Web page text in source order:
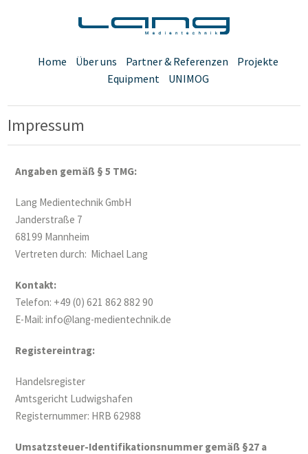
Home Über uns Partner & Referenzen
Projekte
Equipment
UNIMOG
Impressum
Angaben gemäß § 5 TMG:
Lang Medientechnik GmbH
Janderstraße 7
68199 Mannheim
Vertreten durch: Michael Lang
Kontakt:
Telefon: +49 (0) 621 862 882 90
E-Mail: info@lang-medientechnik.de
Registereintrag:
Handelsregister
Amtsgericht Ludwigshafen
Registernummer: HRB 62988
Umsatzsteuer-Identifikationsnummer gemäß §27 a